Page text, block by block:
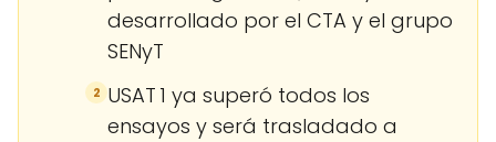
desarrollado por el CTA y el grupo
SENyT
2 USAT 1 ya superó todos los
ensayos y será trasladado a